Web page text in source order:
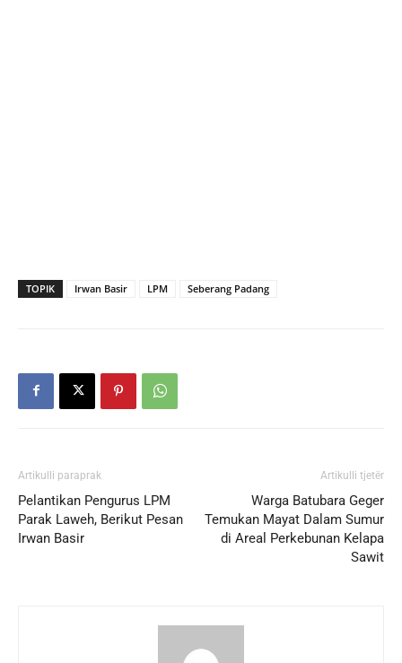
TOPIK Irwan Basir LPM Seberang Padang
Artikulli paraprak
Pelantikan Pengurus LPM
Parak Laweh, Berikut Pesan
Irwan Basir
Artikulli tjetër
Warga Batubara Geger
Temukan Mayat Dalam Sumur
di Areal Perkebunan Kelapa
Sawit